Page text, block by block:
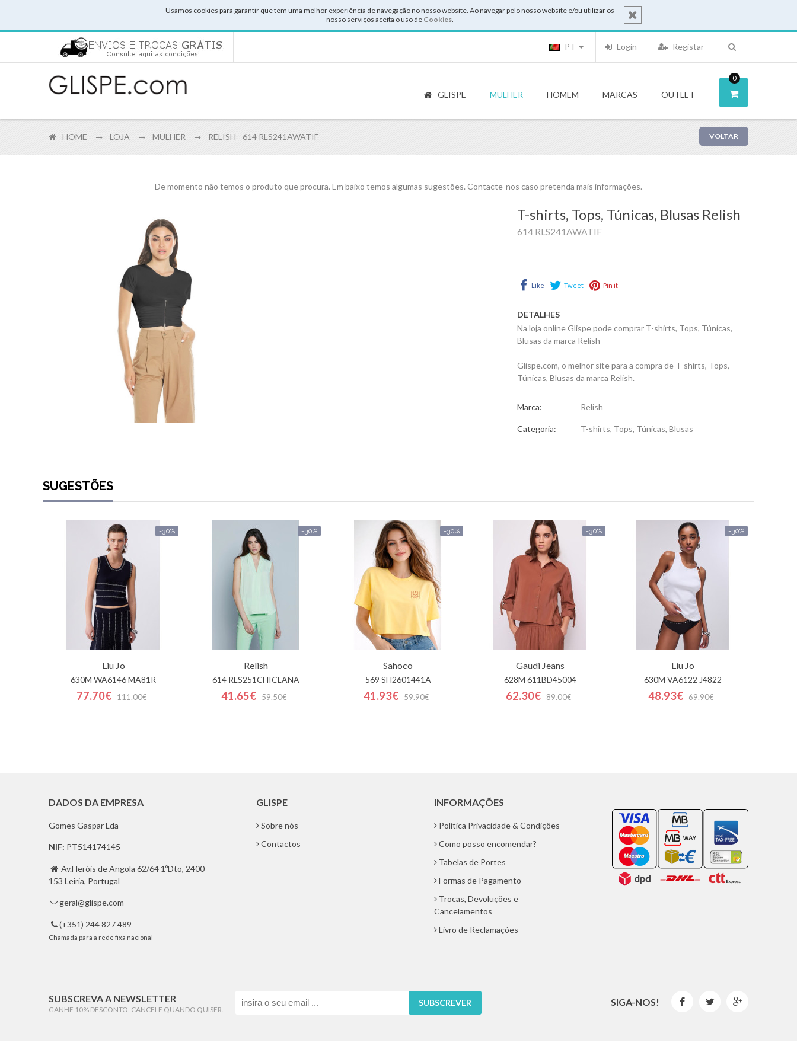
Usamos cookies para garantir que tem uma melhor experiência de navegação no nosso website. Ao navegar pelo nosso website e/ou utilizar os
nosso serviços aceita o uso de Cookies.
Registar
Login
PT
0
GLISPE MULHER HOMEM MARCAS OUTLET
VOLTAR
HOME LOJA MULHER RELISH - 614 RLS241AWATIF
De momento não temos o produto que procura. Em baixo temos algumas sugestões. Contacte-nos caso pretenda mais informações.
T-shirts, Tops, Túnicas, Blusas Relish
614 RLS241AWATIF
Like Tweet Pin it
DETALHES
Na loja online Glispe pode comprar T-shirts, Tops, Túnicas,
Blusas da marca Relish
Glispe.com, o melhor site para a compra de T-shirts, Tops,
Túnicas, Blusas da marca Relish.
Marca: Relish
Categoria: T-shirts, Tops, Túnicas, Blusas
SUGESTÕES
-30%
Liu Jo
630M WA6146 MA81R
77.70€ 111.00€
-30%
Relish
614 RLS251CHICLANA
41.65€ 59.50€
-30%
Sahoco
569 SH2601441A
41.93€ 59.90€
-30%
Gaudi Jeans
628M 611BD45004
62.30€ 89.00€
-30%
Liu Jo
630M VA6122 J4822
48.93€ 69.90€
DADOS DA EMPRESA
Gomes Gaspar Lda
NIF: PT514174145
 Av.Heróis de Angola 62/64 1ºDto, 2400-
153 Leiria, Portugal
 geral@glispe.com
 (+351) 244 827 489
Chamada para a rede fixa nacional
GLISPE
Sobre nós
Contactos
INFORMAÇÕES
Politica Privacidade & Condições
Como posso encomendar?
Tabelas de Portes
Formas de Pagamento
Trocas, Devoluções e
Cancelamentos
Livro de Reclamações
SUBSCREVA A NEWSLETTER
GANHE 10% DESCONTO. CANCELE QUANDO QUISER.
SUBSCREVER SIGA-NOS!   